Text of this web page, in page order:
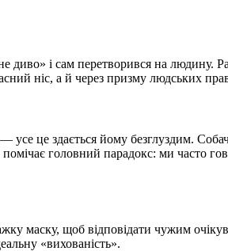
і сам перетворився на людину.
ніс, а й через призму людських
усе це здається йому безглуздим.
головний парадокс: ми часто
маску, щоб відповідати чужим
«вихованість».